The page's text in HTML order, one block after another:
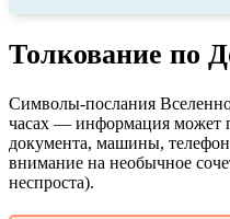
Толкование по
Символы-послания
часах — информация может
документа, машины,
внимание на необычное
неспроста).